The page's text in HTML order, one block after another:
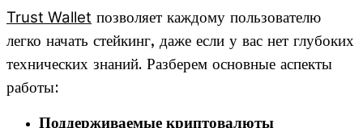
Trust Wallet позволяет каждому пользователю
легко начать стейкинг, даже если у вас нет глубоких
технических знаний. Разберем основные аспекты
работы:
Поддерживаемые криптовалюты